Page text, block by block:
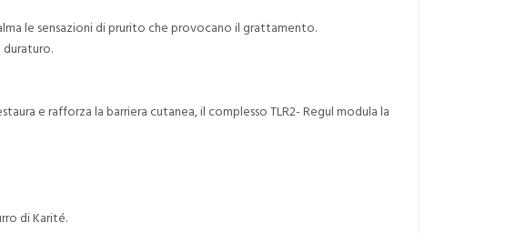
le sensazioni di prurito che provocano il grattamento.
e rafforza la barriera cutanea, il complesso TLR2- Regul modula la
di Karité.